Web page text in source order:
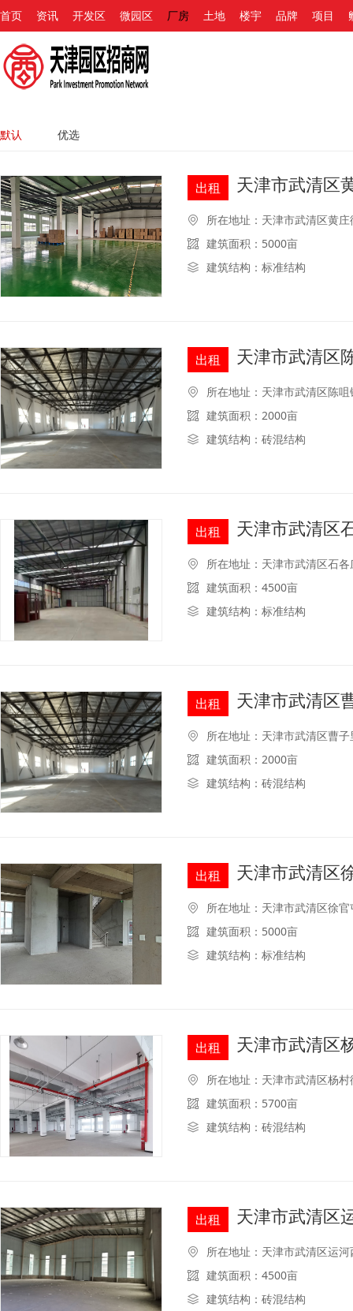
首页 资讯 开发区 微园区 厂房 土地 楼宇 品牌 项目
默认 优选
出租 天津市武清区
所在地址：天津市武清区黄
建筑面积：5000亩
建筑结构：标准结构
出租 天津市武清区
所在地址：天津市武清区陈咀
建筑面积：2000亩
建筑结构：砖混结构
出租 天津市武清区
所在地址：天津市武清区石
建筑面积：4500亩
建筑结构：标准结构
出租 天津市武清区
所在地址：天津市武清区曹
建筑面积：2000亩
建筑结构：砖混结构
出租 天津市武清区
所在地址：天津市武清区徐
建筑面积：5000亩
建筑结构：标准结构
出租 天津市武清区
所在地址：天津市武清区杨
建筑面积：5700亩
建筑结构：砖混结构
出租 天津市武清区
所在地址：天津市武清区运
建筑面积：4500亩
建筑结构：砖混结构